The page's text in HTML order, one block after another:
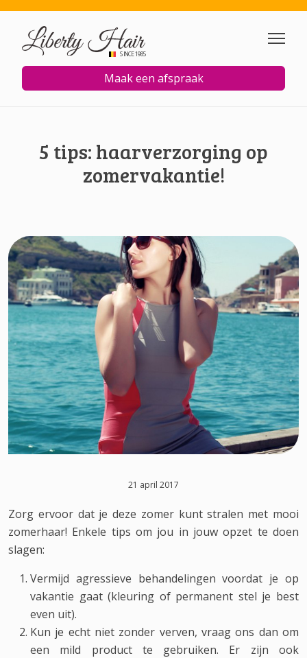
Overslaan en naar de inhoud
SINCE 1985
Maak een afspraak
5 tips: haarverzorging op
zomervakantie!
21 april 2017
Zorg ervoor dat je deze zomer kunt stralen met mooi
zomerhaar! Enkele tips om jou in jouw opzet te doen
slagen:
Vermijd agressieve behandelingen voordat je op
vakantie gaat (kleuring of permanent stel je best
even uit).
Kun je echt niet zonder verven, vraag ons dan om
een mild product te gebruiken. Er zijn ook